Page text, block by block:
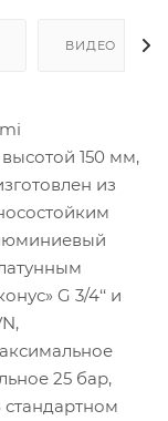
ВИДЕО
150 мм,
из
G 3/4‘‘ и
25 бар,
стандартном